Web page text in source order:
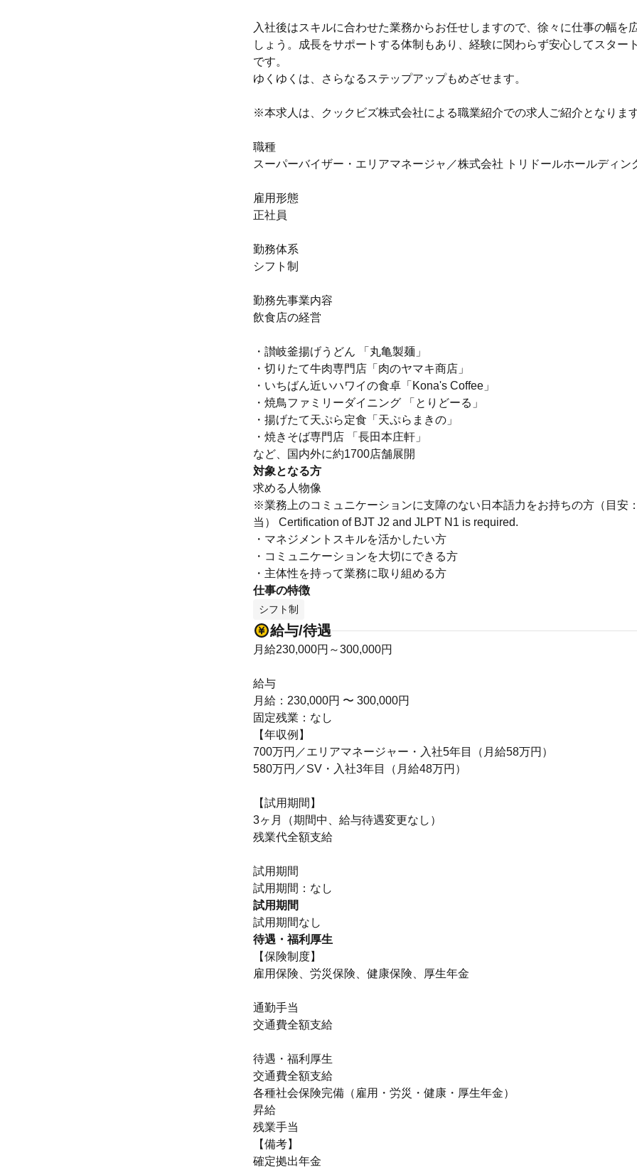
入社後はスキルに合わせた業務からお任せしますので、徐々に仕事の幅を
しょう。成長をサポートする体制もあり、経験に関わらず安心してスター
です。
ゆくゆくは、さらなるステップアップもめざせます。
※本求人は、クックビズ株式会社による職業紹介での求人ご紹介となりま
職種
スーパーバイザー・エリアマネージャ／株式会社 トリドールホールディン
雇用形態
正社員
勤務体系
シフト制
勤務先事業内容
飲食店の経営
・讃岐釜揚げうどん 「丸亀製麺」
・切りたて牛肉専門店「肉のヤマキ商店」
・いちばん近いハワイの食卓「Kona's Coffee」
・焼鳥ファミリーダイニング 「とりどーる」
・揚げたて天ぷら定食「天ぷらまきの」
・焼きそば専門店 「長田本庄軒」
など、国内外に約1700店舗展開
対象となる方
求める人物像
※業務上のコミュニケーションに支障のない日本語力をお持ちの方（目安
当） Certification of BJT J2 and JLPT N1 is required.
・マネジメントスキルを活かしたい方
・コミュニケーションを大切にできる方
・主体性を持って業務に取り組める方
仕事の特徴
シフト制
給与/待遇
月給230,000円～300,000円
給与
月給：230,000円 〜 300,000円
固定残業：なし
【年収例】
700万円／エリアマネージャー・入社5年目（月給58万円）
580万円／SV・入社3年目（月給48万円）
【試用期間】
3ヶ月（期間中、給与待遇変更なし）
残業代全額支給
試用期間
試用期間：なし
試用期間
試用期間なし
待遇・福利厚生
【保険制度】
雇用保険、労災保険、健康保険、厚生年金
通勤手当
交通費全額支給
待遇・福利厚生
交通費全額支給
各種社会保険完備（雇用・労災・健康・厚生年金）
昇給
残業手当
【備考】
確定拠出年金